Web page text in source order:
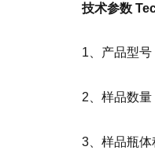
技术参数
1、产品型
2、样品数
3、样品瓶